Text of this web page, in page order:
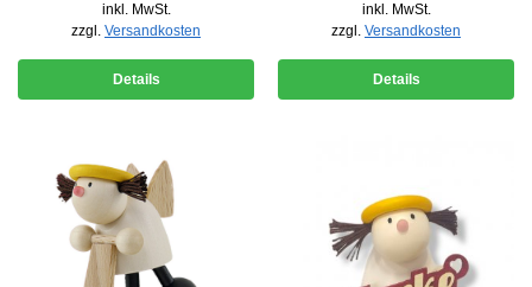
inkl. MwSt.
zzgl. Versandkosten
Details
inkl. MwSt.
zzgl. Versandkosten
Details